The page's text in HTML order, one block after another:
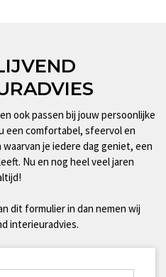
ook passen bij jouw persoonlijke
een comfortabel, sfeervol en
je iedere dag geniet, een
Nu en nog heel veel jaren
dit formulier in dan nemen wij
interieuradvies.